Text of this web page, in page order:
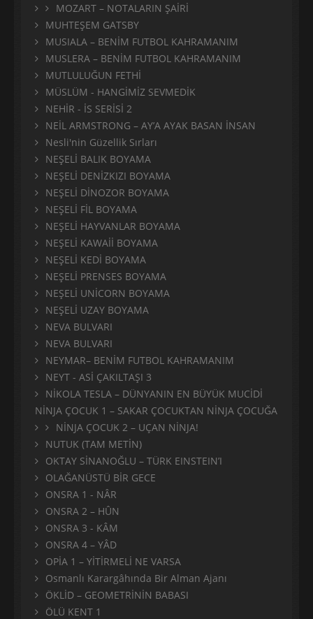
MOZART – NOTALARIN ŞAİRİ
MUHTEŞEM GATSBY
MUSIALA – BENİM FUTBOL KAHRAMANIM
MUSLERA – BENİM FUTBOL KAHRAMANIM
MUTLULUĞUN FETHİ
MÜSLÜM - HANGİMİZ SEVMEDİK
NEHİR - İS SERİSİ 2
NEİL ARMSTRONG – AY’A AYAK BASAN İNSAN
Nesli'nin Güzellik Sırları
NEŞELİ BALIK BOYAMA
NEŞELİ DENİZKIZI BOYAMA
NEŞELİ DİNOZOR BOYAMA
NEŞELİ FİL BOYAMA
NEŞELİ HAYVANLAR BOYAMA
NEŞELİ KAWAİİ BOYAMA
NEŞELİ KEDİ BOYAMA
NEŞELİ PRENSES BOYAMA
NEŞELİ UNİCORN BOYAMA
NEŞELİ UZAY BOYAMA
NEVA BULVARI
NEVA BULVARI
NEYMAR– BENİM FUTBOL KAHRAMANIM
NEYT - ASİ ÇAKILTAŞI 3
NİKOLA TESLA – DÜNYANIN EN BÜYÜK MUCİDİ
NİNJA ÇOCUK 1 – SAKAR ÇOCUKTAN NİNJA ÇOCUĞA
NİNJA ÇOCUK 2 – UÇAN NİNJA!
NUTUK (TAM METİN)
OKTAY SİNANOĞLU – TÜRK EINSTEIN’I
OLAĞANÜSTÜ BİR GECE
ONSRA 1 - NÂR
ONSRA 2 – HÛN
ONSRA 3 - KÂM
ONSRA 4 – YÂD
OPİA 1 – YİTİRMELİ NE VARSA
Osmanlı Karargâhında Bir Alman Ajanı
ÖKLİD – GEOMETRİNİN BABASI
ÖLÜ KENT 1